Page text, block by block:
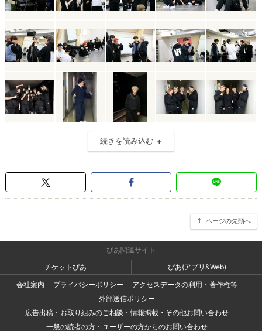
続きを読み込む
ページの先頭へ
ぴあ関連サイト
チケットぴあ
ぴあ(アプリ&Web)
会社案内
プライバシーポリシー
アクセスデータの利用・著作権等
外部送信ポリシー
広告出稿・お取り組みのご相談・情報掲載・その他お問い合わせ
一般の読者の方・ユーザーの方からのお問い合わせ